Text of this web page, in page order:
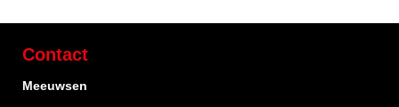
Contact
Meeuwsen